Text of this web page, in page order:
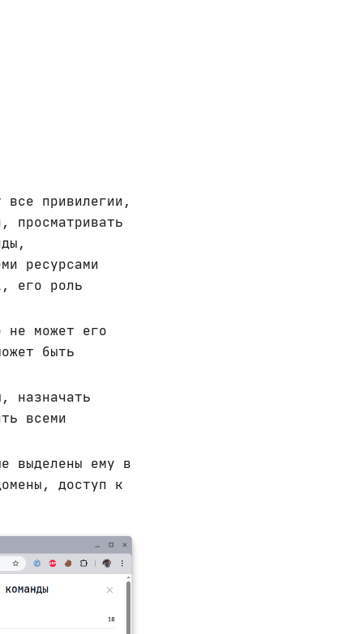
привилегии,
просматривать
ресурсами
его роль
может его
быть
назначать
всеми
выделены ему в
доступ к